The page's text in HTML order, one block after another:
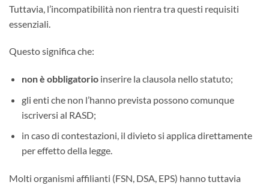
Tuttavia, l’incompatibilità non rientra tra questi requisiti
essenziali.
Questo significa che:
non è obbligatorioinserire la clausola nello statuto;
gli enti che non l’hanno prevista possono comunque
iscriversi al RASD;
in caso di contestazioni, il divieto si applica direttamente
per effetto della legge.
Molti organismi affilianti (FSN, DSA, EPS) hanno tuttavia